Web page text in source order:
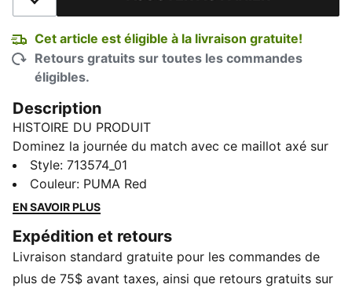
Cet article est éligible à la livraison gratuite!
Retours gratuits sur toutes les commandes
éligibles.
Description
HISTOIRE DU PRODUIT
Dominez la journée du match avec ce maillot axé sur
la performance. Confectionné avec la technologie
dryCell pour une capacité d'évaporation de la
transpiration et un tissu jacquard pour un confort
pression. Parfait pour applaudir dans les gradins ou
recréer la magie sur le terrain. PUMA energy, conçu
pour les champions.
Style: 713574_01
Couleur: PUMA Red
EN SAVOIR PLUS
Expédition et retours
Livraison standard gratuite pour les commandes de
plus de 75$ avant taxes, ainsi que retours gratuits sur